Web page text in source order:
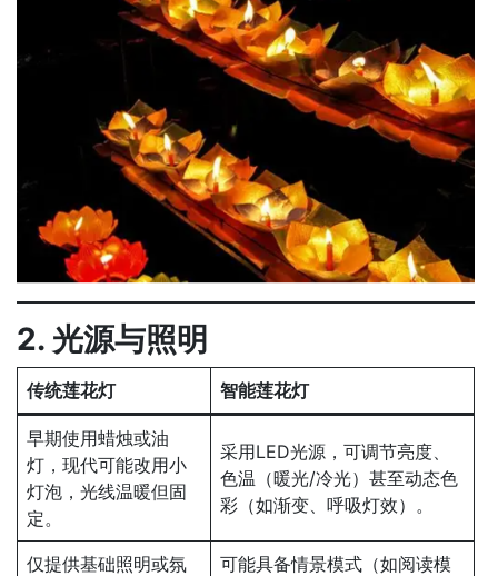
2. 光源与照明
传统莲花灯 智能莲花灯
早期使用蜡烛或油
灯，现代可能改用小
灯泡，光线温暖但固
定。
采用LED光源，可调节亮度、
色温（暖光/冷光）甚至动态色
彩（如渐变、呼吸灯效）。
仅提供基础照明或氛
可能具备情景模式（如阅读模